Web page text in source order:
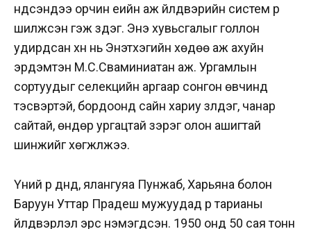
үндсэндээ орчин үеийн аж үйлдвэрийн систем рүү
шилжсэн гэж үздэг. Энэ хувьсгалыг голлон
удирдсан хүн нь Энэтхэгийн хөдөө аж ахуйн
эрдэмтэн М.С.Сваминиатан аж. Ургамлын
сортуудыг селекцийн аргаар сонгон өвчинд
тэсвэртэй, бордоонд сайн хариу үзүүлдэг, чанар
сайтай, өндөр ургацтай зэрэг олон ашигтай
шинжийг хөгжүүлжээ.
Үүний үр дүнд, ялангуяа Пунжаб, Харьяна болон
Баруун Уттар Прадеш мужуудад үр тарианы
үйлдвэрлэл эрс нэмэгдсэн. 1950 онд 50 сая тонн